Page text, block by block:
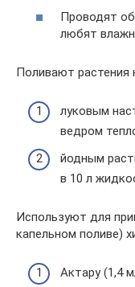
Проводят
любят
Поливают растения
луковым
ведром
йодным
в 10 л
Используют для
капельном поливе)
Актару (1,4